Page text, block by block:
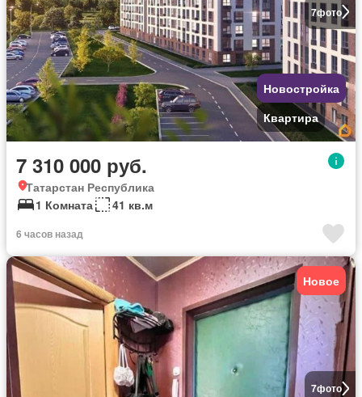
7фото
Новостройка
Квартира
7 310 000 руб.
Татарстан Республика
1 Комната
41 кв.м
6 часов назад
7фото
Новое